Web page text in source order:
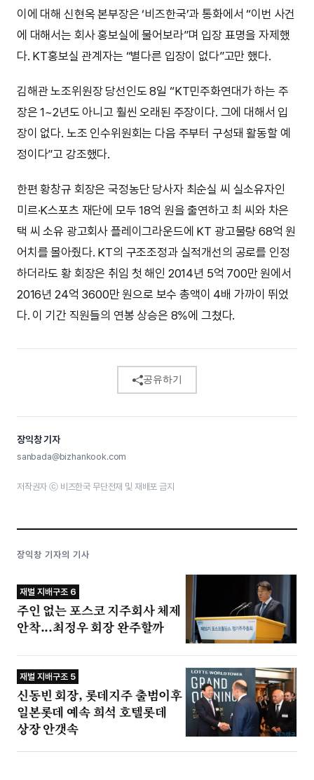
이에 대해 신현옥 본부장은 ‘비즈한국’과 통화에서 “이번 사건
에 대해서는 회사 홍보실에 물어보라”며 입장 표명을 자제했
다. KT홍보실 관계자는 “별다른 입장이 없다”고만 했다.
김해관 노조위원장 당선인도 8일 “KT민주화연대가 하는 주
장은 1~2년도 아니고 훨씬 오래된 주장이다. 그에 대해서 입
장이 없다. 노조 인수위원회는 다음 주부터 구성돼 활동할 예
정이다”고 강조했다.
한편 황창규 회장은 국정농단 당사자 최순실 씨 실소유자인
미르·K스포츠 재단에 모두 18억 원을 출연하고 최 씨와 차은
택 씨 소유 광고회사 플레이그라운드에 KT 광고물량 68억 원
어치를 몰아줬다. KT의 구조조정과 실적개선의 공로를 인정
하더라도 황 회장은 취임 첫 해인 2014년 5억 700만 원에서
2016년 24억 3600만 원으로 보수 총액이 4배 가까이 뛰었
다. 이 기간 직원들의 연봉 상승은 8%에 그쳤다.
공유하기
장익창 기자
sanbada@bizhankook.com
저작권자 ⓒ 비즈한국 무단전재 및 재배포 금지
장익창 기자의 기사
재벌 지배구조 6
주인 없는 포스코 지주회사 체제
안착...최정우 회장 완주할까
재벌 지배구조 5
신동빈 회장, 롯데지주 출범이후
일본롯데 예속 희석 호텔롯데
상장 안갯속